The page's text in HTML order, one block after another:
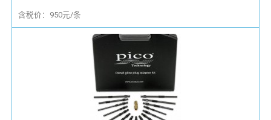
含税价：950元/条